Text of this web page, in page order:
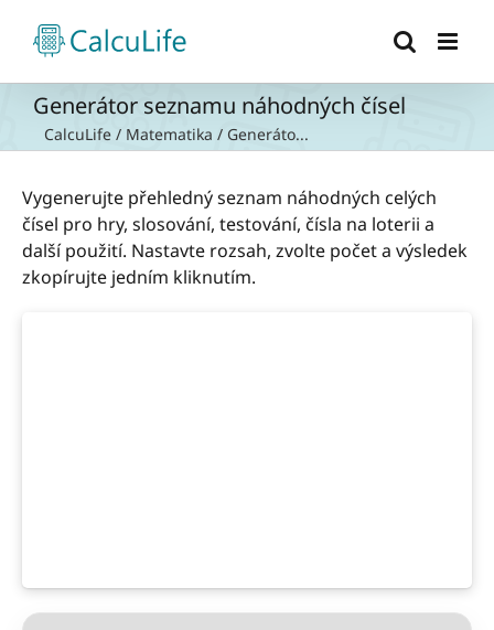
obsah
Generátor seznamu náhodných čísel
CalcuLife / Matematika / Generáto...
Vygenerujte přehledný seznam náhodných celých
čísel pro hry, slosování, testování, čísla na loterii a
další použití. Nastavte rozsah, zvolte počet a výsledek
zkopírujte jedním kliknutím.